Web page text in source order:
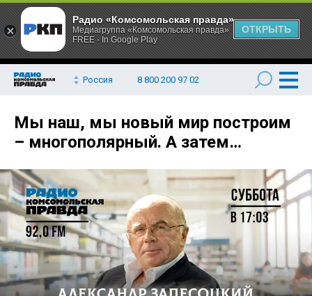
Россия 8 800 200 97 02
Мы наш, мы новый мир построим
– многополярный. А затем…
Радио «Комсомольская правда»
Медиагруппа «Комсомольская правда»
FREE - In Google Play
ОТКРЫТЬ